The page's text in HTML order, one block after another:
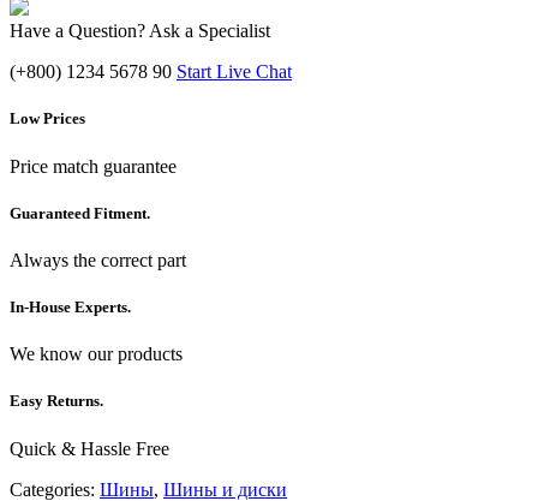
Have a Question? Ask a Specialist
(+800) 1234 5678 90 Start Live Chat
Low Prices
Price match guarantee
Guaranteed Fitment.
Always the correct part
In-House Experts.
We know our products
Easy Returns.
Quick & Hassle Free
Categories: Шины, Шины и диски